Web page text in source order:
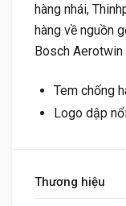
hàng nhái,
hàng về nguồn
Bosch
Tem chống
Logo dập
Thương hiệu